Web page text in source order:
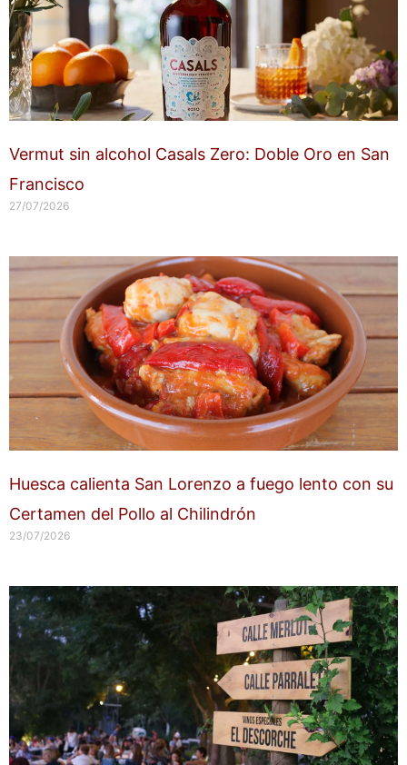
Vermut sin alcohol Casals Zero: Doble Oro en San
Francisco
27/07/2026
Huesca calienta San Lorenzo a fuego lento con su
Certamen del Pollo al Chilindrón
23/07/2026